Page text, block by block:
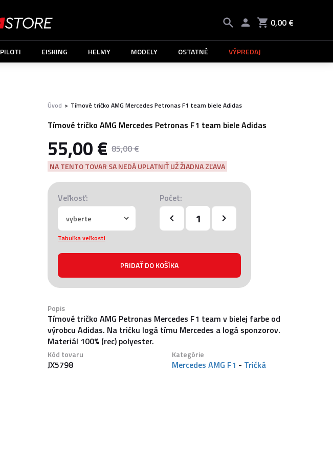
0,00 €
PILOTI EISKING HELMY MODELY OSTATNÉ VÝPREDAJ
Úvod > Tímové tričko AMG Mercedes Petronas F1 team biele Adidas
Tímové tričko AMG Mercedes Petronas F1 team biele Adidas
55,00 € 85,00 €
NA TENTO TOVAR SA NEDÁ UPLATNIŤ UŽ ŽIADNA ZĽAVA
Veľkosť: Počet:
Tabuľka veľkosti
Popis
Tímové tričko AMG Petronas Mercedes F1 team v bielej farbe od
výrobcu Adidas. Na tričku logá tímu Mercedes a logá sponzorov.
Materiál 100% (rec) polyester.
Kód tovaru
JX5798
Kategórie
Mercedes AMG F1 - Tričká